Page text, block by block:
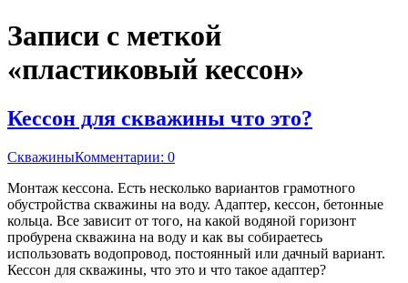
Записи с меткой
«пластиковый кессон»
Кессон для скважины что это?
СкважиныКомментарии: 0
Монтаж кессона. Есть несколько вариантов грамотного
обустройства скважины на воду. Адаптер, кессон, бетонные
кольца. Все зависит от того, на какой водяной горизонт
пробурена скважина на воду и как вы собираетесь
использовать водопровод, постоянный или дачный вариант.
Кессон для скважины, что это и что такое адаптер?